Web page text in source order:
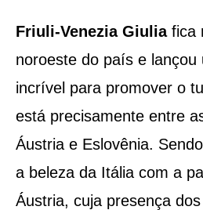
Friuli-Venezia Giuliafica
noroeste do país e lançou
incrível para promover o
está precisamente entre
Áustria e Eslovênia.
a beleza da Itália com a
Áustria, cuja presença